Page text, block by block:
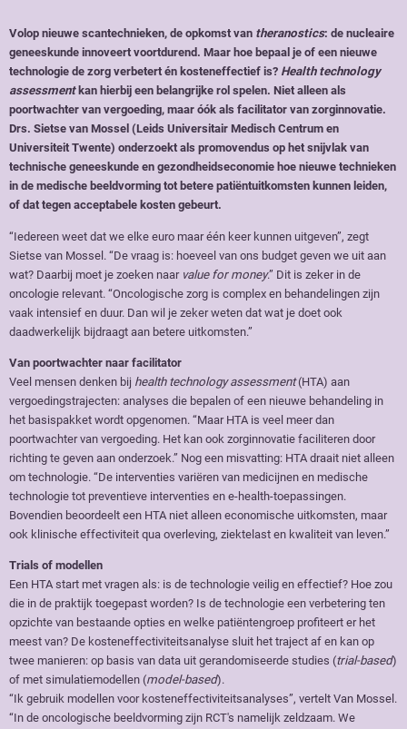
Volop nieuwe scantechnieken, de opkomst van theranostics: de nucleaire
geneeskunde innoveert voortdurend. Maar hoe bepaal je of een nieuwe
technologie de zorg verbetert én kosteneffectief is? Health technology
assessmentkan hierbij een belangrijke rol spelen. Niet alleen als
poortwachter van vergoeding, maar óók als facilitator van zorginnovatie.
Drs. Sietse van Mossel (Leids Universitair Medisch Centrum en
Universiteit Twente) onderzoekt als promovendus op het snijvlak van
technische geneeskunde en gezondheidseconomie hoe nieuwe technieken
in de medische beeldvorming tot betere patiëntuitkomsten kunnen leiden,
of dat tegen acceptabele kosten gebeurt.
“Iedereen weet dat we elke euro maar één keer kunnen uitgeven”, zegt
Sietse van Mossel. “De vraag is: hoeveel van ons budget geven we uit aan
wat? Daarbij moet je zoeken naar value for money.” Dit is zeker in de
oncologie relevant. “Oncologische zorg is complex en behandelingen zijn
vaak intensief en duur. Dan wil je zeker weten dat wat je doet ook
daadwerkelijk bijdraagt aan betere uitkomsten.”
Van poortwachter naar facilitator
Veel mensen denken bij health technology assessment(HTA) aan
vergoedingstrajecten: analyses die bepalen of een nieuwe behandeling in
het basispakket wordt opgenomen. “Maar HTA is veel meer dan
poortwachter van vergoeding. Het kan ook zorginnovatie faciliteren door
richting te geven aan onderzoek.” Nog een misvatting: HTA draait niet alleen
om technologie. “De interventies variëren van medicijnen en medische
technologie tot preventieve interventies en e-health-toepassingen.
Bovendien beoordeelt een HTA niet alleen economische uitkomsten, maar
ook klinische effectiviteit qua overleving, ziektelast en kwaliteit van leven.”
Trials of modellen
Een HTA start met vragen als: is de technologie veilig en effectief? Hoe zou
die in de praktijk toegepast worden? Is de technologie een verbetering ten
opzichte van bestaande opties en welke patiëntengroep profiteert er het
meest van? De kosteneffectiviteitsanalyse sluit het traject af en kan op
twee manieren: op basis van data uit gerandomiseerde studies (trial-based)
of met simulatiemodellen (model-based).
“Ik gebruik modellen voor kosteneffectiviteitsanalyses”, vertelt Van Mossel.
“In de oncologische beeldvorming zijn RCT's namelijk zeldzaam. We